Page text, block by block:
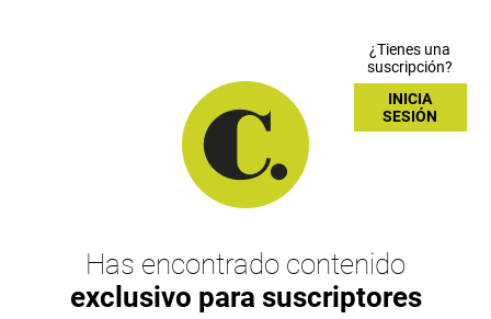
¿Tienes una
suscripción?
INICIA
SESIÓN
Has encontrado contenido
exclusivo para suscriptores